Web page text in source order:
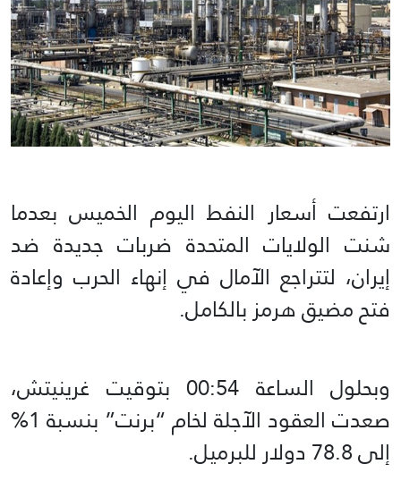
ارتفعت أسعار النفط اليوم الخميس بعدما
شنت الولايات المتحدة ضربات جديدة ضد
إيران، لتتراجع الآمال في إنهاء الحرب وإعادة
فتح مضيق هرمز بالكامل.
وبحلول الساعة 00:54 بتوقيت ‌غرينيتش،
صعدت العقود الآجلة لخام “برنت” بنسبة 1%
إلى 78.8 دولار للبرميل.